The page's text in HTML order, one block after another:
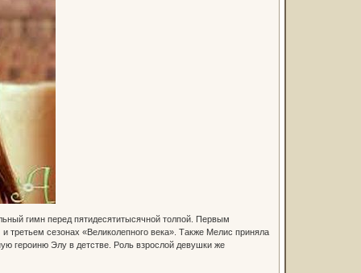
гимн перед пятидесятитысячной толпой. Первым
третьем сезонах «Великолепного века». Также Мелис приняла
героиню Элу в детстве. Роль взрослой девушки же